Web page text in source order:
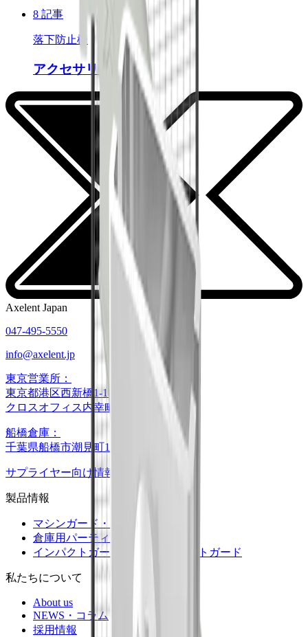
8 記事
落下防止柵
アクセサリー
Axelent Japan
047-495-5550
info@axelent.jp
東京営業所：
東京都港区西新橋1-18-6
クロスオフィス内幸町1108
船橋倉庫：
千葉県船橋市潮見町18-3
サプライヤー向け情報
製品情報
マシンガード・安全柵
倉庫用パーティション
インパクトガード・フォークリフトガード
私たちについて
About us
NEWS・コラム
採用情報